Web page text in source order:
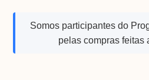
Somos participantes do
pelas compras feitas